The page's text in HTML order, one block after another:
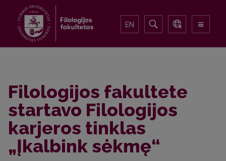
EN
Filologijos fakultete
startavo Filologijos
karjeros tinklas
„Įkalbink sėkmę“